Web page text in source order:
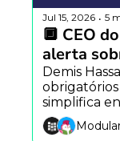
Jul 15, 2026 • 5
🔲 CEO
alerta
Demis
simplifica
5.6 e EUA
bloqueio de